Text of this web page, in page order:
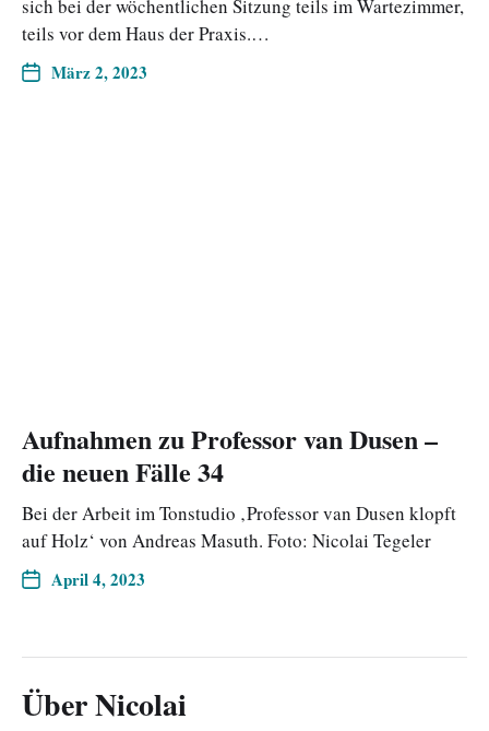
sich bei der wöchentlichen Sitzung teils im Wartezimmer,
teils vor dem Haus der Praxis.…
März 2, 2023
Aufnahmen zu Professor van Dusen –
die neuen Fälle 34
Bei der Arbeit im Tonstudio ‚Professor van Dusen klopft
auf Holz‘ von Andreas Masuth. Foto: Nicolai Tegeler
April 4, 2023
Über Nicolai